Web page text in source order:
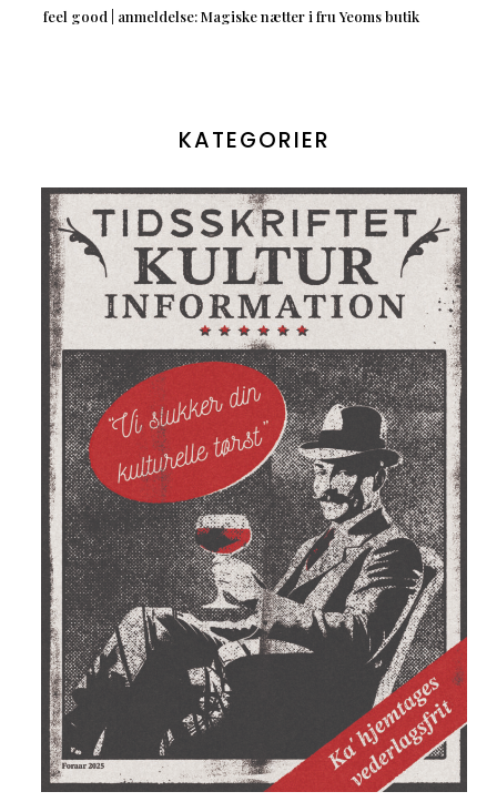
feel good | anmeldelse: Magiske nætter i fru Yeoms butik
KATEGORIER